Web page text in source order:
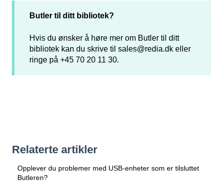
Butler til ditt bibliotek?
Hvis du ønsker å høre mer om Butler til ditt
bibliotek kan du skrive til sales@redia.dk eller
ringe på +45 70 20 11 30.
Relaterte artikler
Opplever du problemer med USB-enheter som er tilsluttet
Butleren?